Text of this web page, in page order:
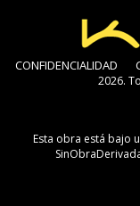
CONFIDENCIALIDAD
2026.
Esta obra está bajo